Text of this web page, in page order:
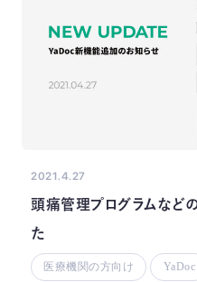
2021.4.27
頭痛管理プログラムなど
た
医療機関の方向け YaDoc